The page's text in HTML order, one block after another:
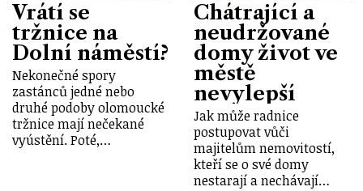
Vrátí se
tržnice na
Dolní náměstí?
Nekonečné spory
zastánců jedné nebo
druhé podoby olomoucké
tržnice mají nečekané
vyústění. Poté,…
Chátrající a
neudržované
domy život ve
městě
nevylepší
Jak může radnice
postupovat vůči
majitelům nemovitostí,
kteří se o své domy
nestarají a nechávají…